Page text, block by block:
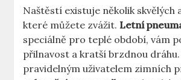
Naštěstí existuje několik skvělých
které můžete zvážit.Letní
speciálně pro teplé období, vám
přilnavost a kratší brzdnou
pravidelným uživatelem zimních